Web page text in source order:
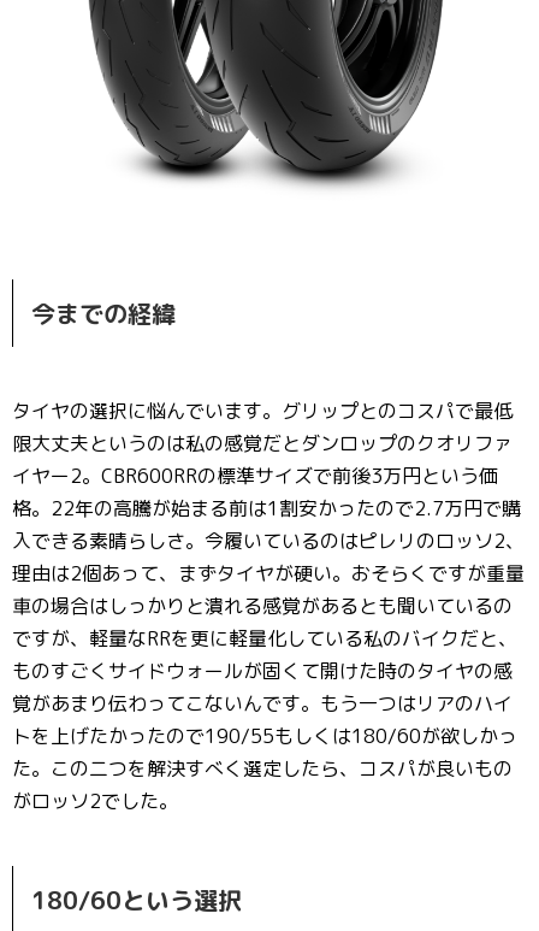
今までの経緯
タイヤの選択に悩んでいます。グリップとのコスパで最低
限大丈夫というのは私の感覚だとダンロップのクオリファ
イヤー2。CBR600RRの標準サイズで前後3万円という価
格。22年の高騰が始まる前は1割安かったので2.7万円で購
入できる素晴らしさ。今履いているのはピレリのロッソ2、
理由は2個あって、まずタイヤが硬い。おそらくですが重量
車の場合はしっかりと潰れる感覚があるとも聞いているの
ですが、軽量なRRを更に軽量化している私のバイクだと、
ものすごくサイドウォールが固くて開けた時のタイヤの感
覚があまり伝わってこないんです。もう一つはリアのハイ
トを上げたかったので190/55もしくは180/60が欲しかっ
た。この二つを解決すべく選定したら、コスパが良いもの
がロッソ2でした。
180/60という選択